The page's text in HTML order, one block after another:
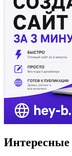
Интересные